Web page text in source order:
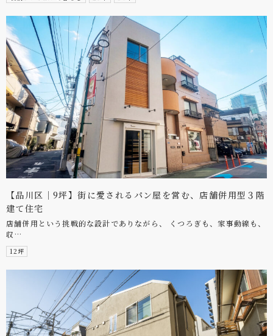
【品川区｜9坪】街に愛されるパン屋を営む、店舗併用型３階
建て住宅
店舗併用という挑戦的な設計でありながら、 くつろぎも、家事動線も、
収…
12坪